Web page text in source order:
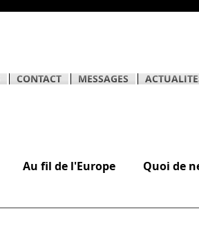
Au fil de l'Europe Quoi de
CONTACT MESSAGES